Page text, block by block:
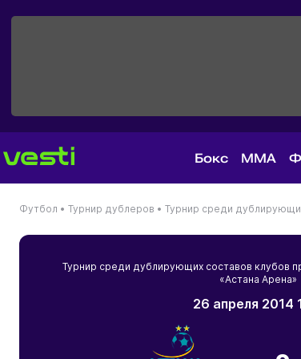
Бокс MMA
Футбол • Турнир дублеров • Турнир среди
Турнир среди дублирующих составов клубов
«Астана
26 апреля 2014